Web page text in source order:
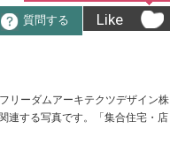
質問する Like
リーダムアーキテクツデザイン株
連する写真です。「集合住宅・店